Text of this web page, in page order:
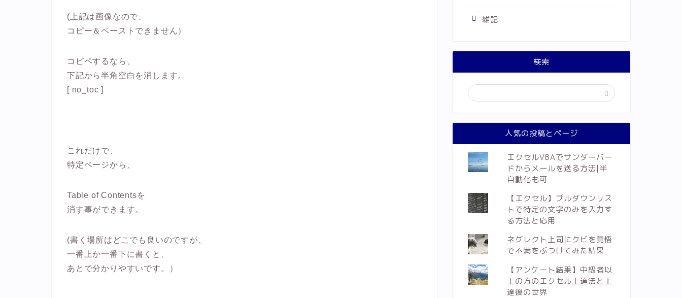
(上記は画像なので、
コピー＆ペーストできません）
コピペするなら、
下記から半角空白を消します。
[ no_toc ]
これだけで、
特定ページから、
Table of Contentsを
消す事ができます。
(書く場所はどこでも良いのですが、
一番上か一番下に書くと、
あとで分かりやすいです。）
雑記
検索
人気の投稿とページ
エクセルVBAでサンダーバー
ドからメールを送る方法|半
自動化も可
【エクセル】プルダウンリス
トで特定の文字のみを入力す
る方法と応用
ネグレクト上司にクビを覚悟
で不満をぶつけてみた結果
【アンケート結果】中級者以
上の方のエクセル上達法と上
達後の世界